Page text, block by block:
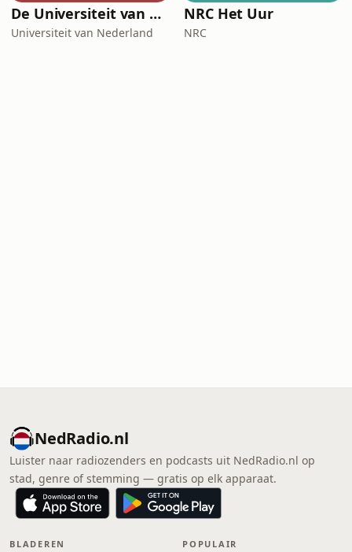
De Universiteit van Nederland Podcast
Universiteit van Nederland
NRC Het Uur
NRC
NedRadio.nl
Luister naar radiozenders en podcasts uit NedRadio.nl op
stad, genre of stemming — gratis op elk apparaat.
BLADEREN POPULAIR